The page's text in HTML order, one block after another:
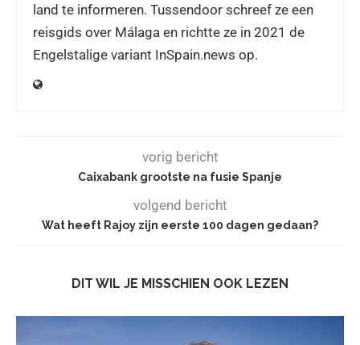
land te informeren. Tussendoor schreef ze een
reisgids over Málaga en richtte ze in 2021 de
Engelstalige variant InSpain.news op.
vorig bericht
Caixabank grootste na fusie Spanje
volgend bericht
Wat heeft Rajoy zijn eerste 100 dagen gedaan?
DIT WIL JE MISSCHIEN OOK LEZEN